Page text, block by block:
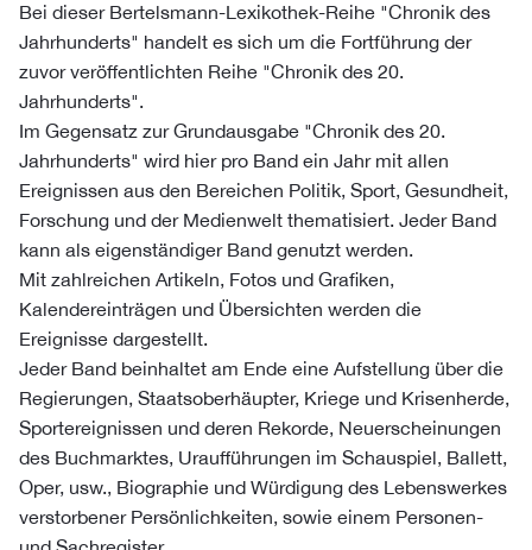
Bei dieser Bertelsmann-Lexikothek-Reihe "Chronik des
Jahrhunderts" handelt es sich um die Fortführung der
zuvor veröffentlichten Reihe "Chronik des 20.
Jahrhunderts".
Im Gegensatz zur Grundausgabe "Chronik des 20.
Jahrhunderts" wird hier pro Band ein Jahr mit allen
Ereignissen aus den Bereichen Politik, Sport, Gesundheit,
Forschung und der Medienwelt thematisiert. Jeder Band
kann als eigenständiger Band genutzt werden.
Mit zahlreichen Artikeln, Fotos und Grafiken,
Kalendereinträgen und Übersichten werden die
Ereignisse dargestellt.
Jeder Band beinhaltet am Ende eine Aufstellung über die
Regierungen, Staatsoberhäupter, Kriege und Krisenherde,
Sportereignissen und deren Rekorde, Neuerscheinungen
des Buchmarktes, Uraufführungen im Schauspiel, Ballett,
Oper, usw., Biographie und Würdigung des Lebenswerkes
verstorbener Persönlichkeiten, sowie einem Personen-